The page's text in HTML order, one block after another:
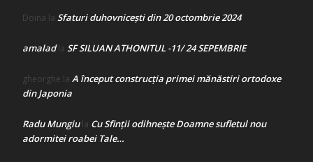
Doina la Sfaturi duhovnicești din 20 octombrie 2024
amaladla SF SILUAN ATHONITUL -11/ 24 SEPEMBRIE
gheorghe la A început construcţia primei mănăstiri ortodoxe
din Japonia
Radu Mungiula Cu Sfinții odihnește Doamne sufletul nou
adormitei roabei Tale…